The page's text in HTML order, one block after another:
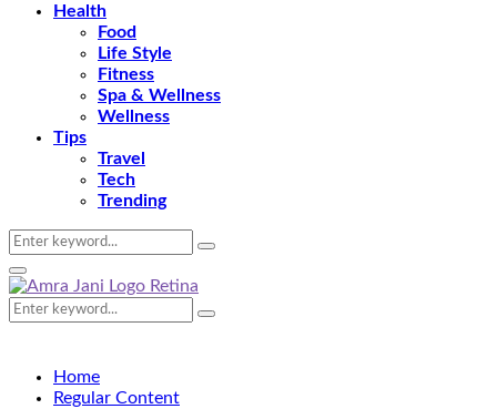
Health
Food
Life Style
Fitness
Spa & Wellness
Wellness
Tips
Travel
Tech
Trending
Search
for:
Search
Primary
Menu
Search
for:
Search
Home
Regular Content